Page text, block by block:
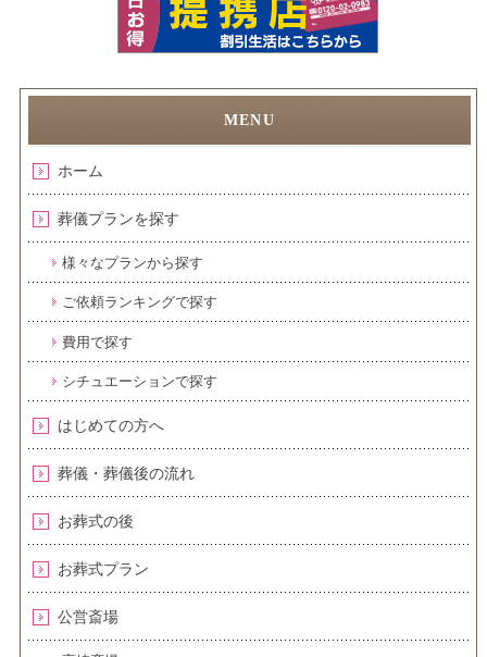
ホーム
葬儀プランを探す
様々なプランから探す
ご依頼ランキングで探す
費用で探す
シチュエーションで探す
はじめての方へ
葬儀・葬儀後の流れ
お葬式の後
お葬式プラン
公営斎場